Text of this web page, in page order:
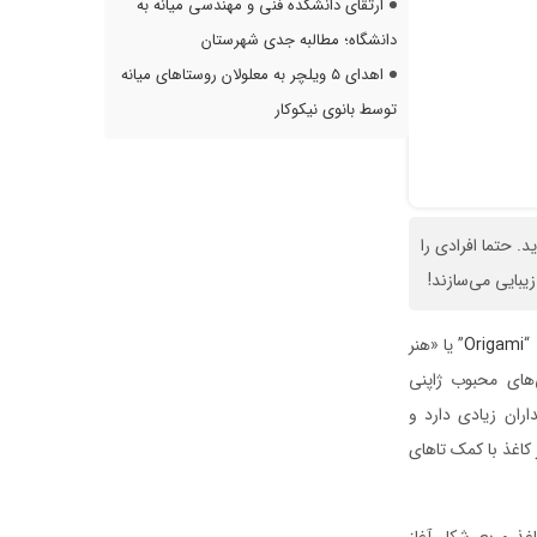
حتما افرادی را
می‌سازند!
“
Origami” یا «هنر
محبوب ژاپنی
زیادی دارد و
با کمک تاهای
ارتقای دانشکده فنی و مهندسی میانه به
دانشگاه؛ مطالبه جدی شهرستان
اهدای ۵ ویلچر به معلولان روستاهای میانه
توسط بانوی نیکوکار